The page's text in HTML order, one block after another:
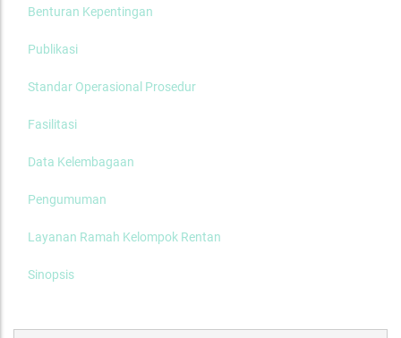
Benturan Kepentingan
Publikasi
Standar Operasional Prosedur
Fasilitasi
Data Kelembagaan
Pengumuman
Layanan Ramah Kelompok Rentan
Sinopsis